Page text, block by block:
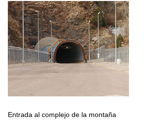
Entrada al complejo de la montaña